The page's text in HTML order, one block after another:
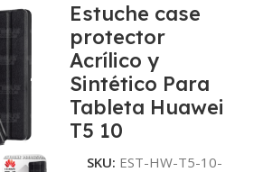
Estuche case
protector
Acrílico y
Sintético Para
Tableta Huawei
T5 10
SKU: EST-HW-T5-10-